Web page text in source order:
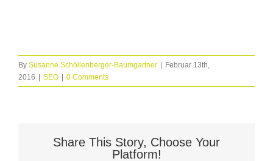
By Susanne Schöllenberger-Baumgartner | Februar 13th,
2016 | SEO | 0 Comments
Share This Story, Choose Your
Platform!